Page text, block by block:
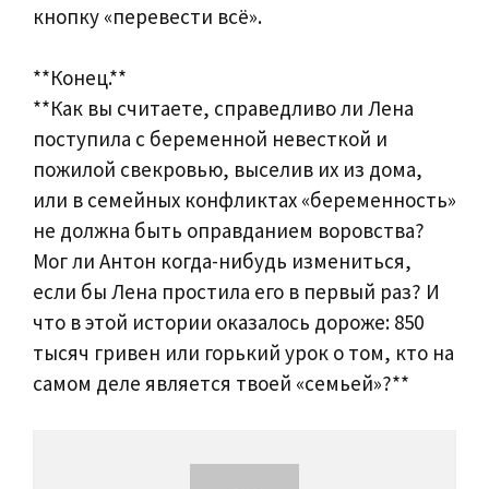
кнопку «перевести всё».
**Конец.**
**Как вы считаете, справедливо ли Лена
поступила с беременной невесткой и
пожилой свекровью, выселив их из дома,
или в семейных конфликтах «беременность»
не должна быть оправданием воровства?
Мог ли Антон когда-нибудь измениться,
если бы Лена простила его в первый раз? И
что в этой истории оказалось дороже: 850
тысяч гривен или горький урок о том, кто на
самом деле является твоей «семьей»?**